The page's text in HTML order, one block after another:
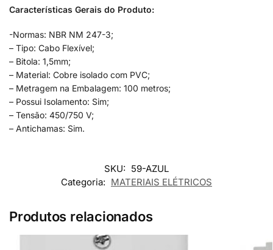
Características Gerais do Produto:
-Normas: NBR NM 247-3;
– Tipo: Cabo Flexível;
– Bitola: 1,5mm;
– Material: Cobre isolado com PVC;
– Metragem na Embalagem: 100 metros;
– Possui Isolamento: Sim;
– Tensão: 450/750 V;
– Antichamas: Sim.
SKU: 59-AZUL
Categoria: MATERIAIS ELÉTRICOS
Produtos relacionados